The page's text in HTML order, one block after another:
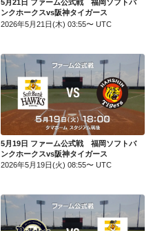
5月21日 ファーム公式戦 福岡ソフトバ
ンクホークスvs阪神タイガース
2026年5月21日(木) 03:55〜 UTC
5月19日 ファーム公式戦 福岡ソフトバンクホークスvs阪神タイガース
5月19日 ファーム公式戦 福岡ソフトバ
ンクホークスvs阪神タイガース
2026年5月19日(火) 08:55〜 UTC